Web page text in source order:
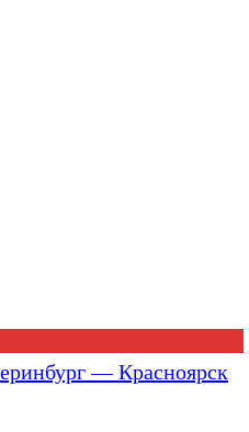
— Красноярск